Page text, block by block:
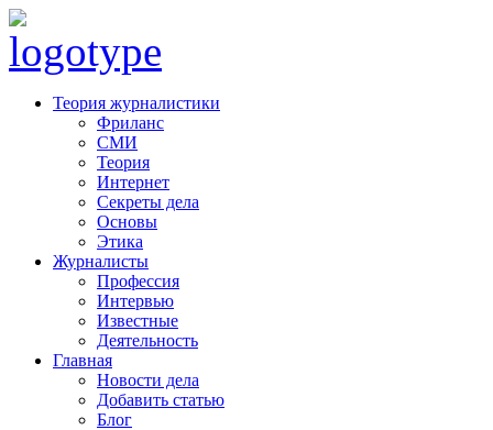
Теория журналистики
Фриланс
СМИ
Теория
Интернет
Секреты дела
Основы
Этика
Журналисты
Профессия
Интервью
Известные
Деятельность
Главная
Новости дела
Добавить статью
Блог